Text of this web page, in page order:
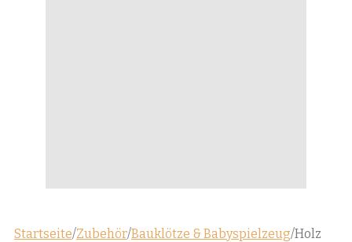
Startseite/Zubehör/Bauklötze & Babyspielzeug/Holz